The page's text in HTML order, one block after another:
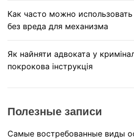
Как часто можно
без вреда для механизма
Як найняти адвоката у
покрокова інструкція
Полезные записи
Самые востребованные виды